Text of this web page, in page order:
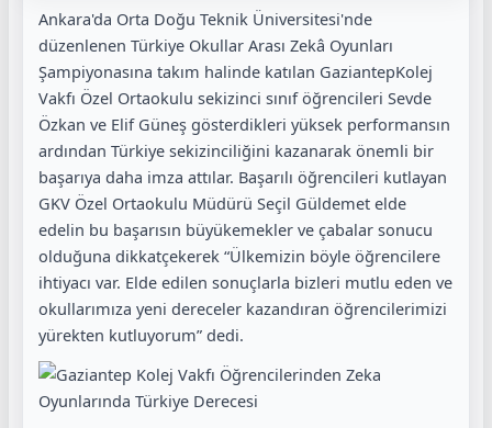
Ankara'da Orta Doğu Teknik Üniversitesi'nde
düzenlenen Türkiye Okullar Arası Zekâ Oyunları
Şampiyonasına takım halinde katılan GaziantepKolej
Vakfı Özel Ortaokulu sekizinci sınıf öğrencileri Sevde
Özkan ve Elif Güneş gösterdikleri yüksek performansın
ardından Türkiye sekizinciliğini kazanarak önemli bir
başarıya daha imza attılar. Başarılı öğrencileri kutlayan
GKV Özel Ortaokulu Müdürü Seçil Güldemet elde
edelin bu başarısın büyükemekler ve çabalar sonucu
olduğuna dikkatçekerek “Ülkemizin böyle öğrencilere
ihtiyacı var. Elde edilen sonuçlarla bizleri mutlu eden ve
okullarımıza yeni dereceler kazandıran öğrencilerimizi
yürekten kutluyorum” dedi.